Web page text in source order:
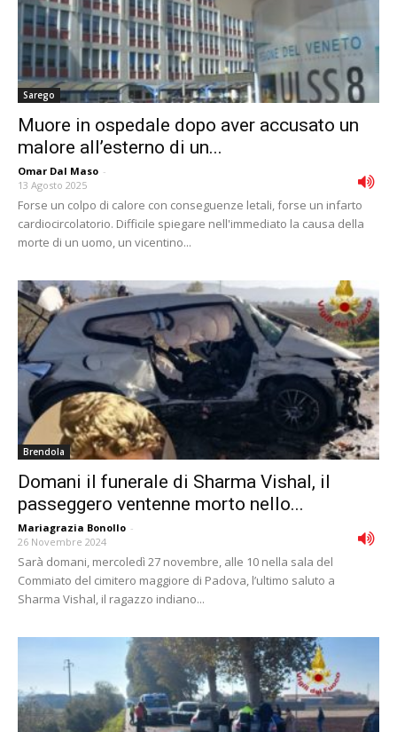
Sarego
Muore in ospedale dopo aver accusato un
malore all’esterno di un...
Omar Dal Maso -
13 Agosto 2025
Forse un colpo di calore con conseguenze letali, forse un infarto
cardiocircolatorio. Difficile spiegare nell'immediato la causa della
morte di un uomo, un vicentino...
Brendola
Domani il funerale di Sharma Vishal, il
passeggero ventenne morto nello...
Mariagrazia Bonollo -
26 Novembre 2024
Sarà domani, mercoledì 27 novembre, alle 10 nella sala del
Commiato del cimitero maggiore di Padova, l’ultimo saluto a
Sharma Vishal, il ragazzo indiano...